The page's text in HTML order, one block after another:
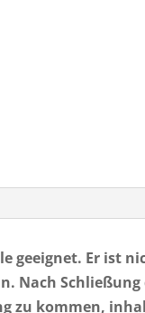
geeignet. Er ist
Schließung
zu kommen,